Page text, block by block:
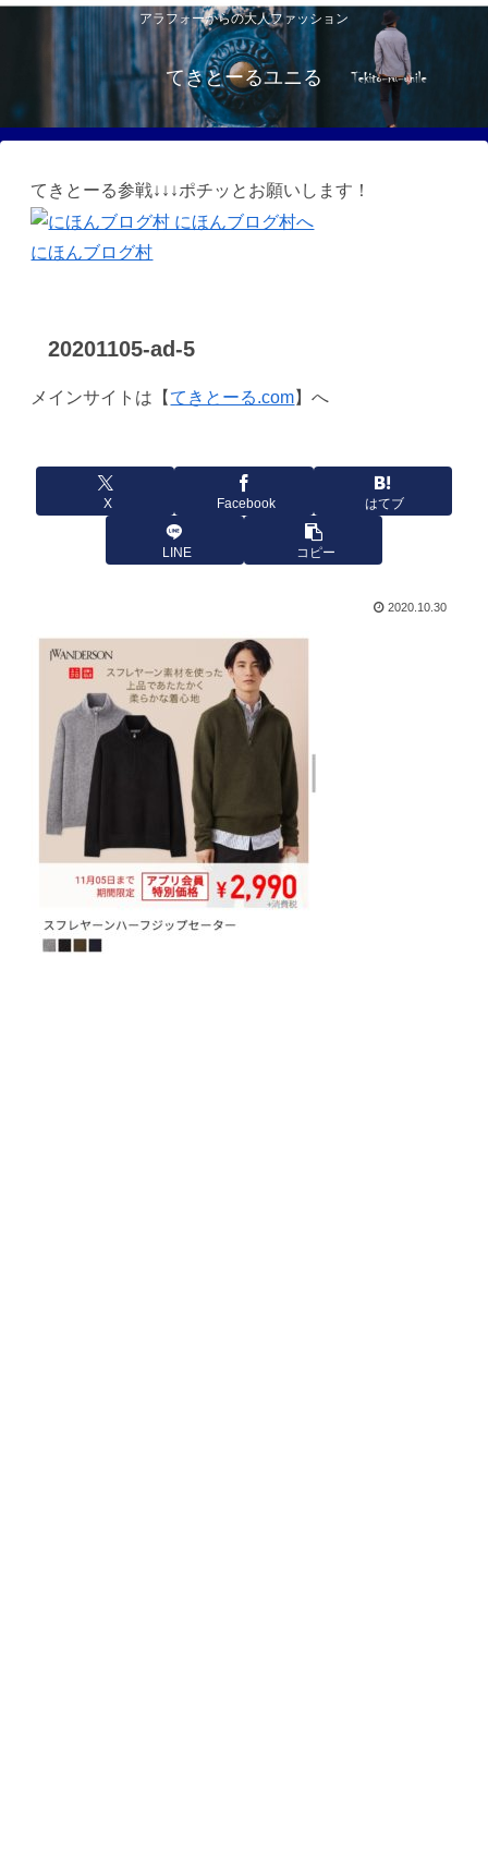
アラフォーからの大人ファッション
てきとーるユニる
てきとーる参戦↓↓↓ポチッとお願いします！
にほんブログ村
20201105-ad-5
メインサイトは【てきとーる.com】へ
X Facebook はてブ
LINE コピー
2020.10.30